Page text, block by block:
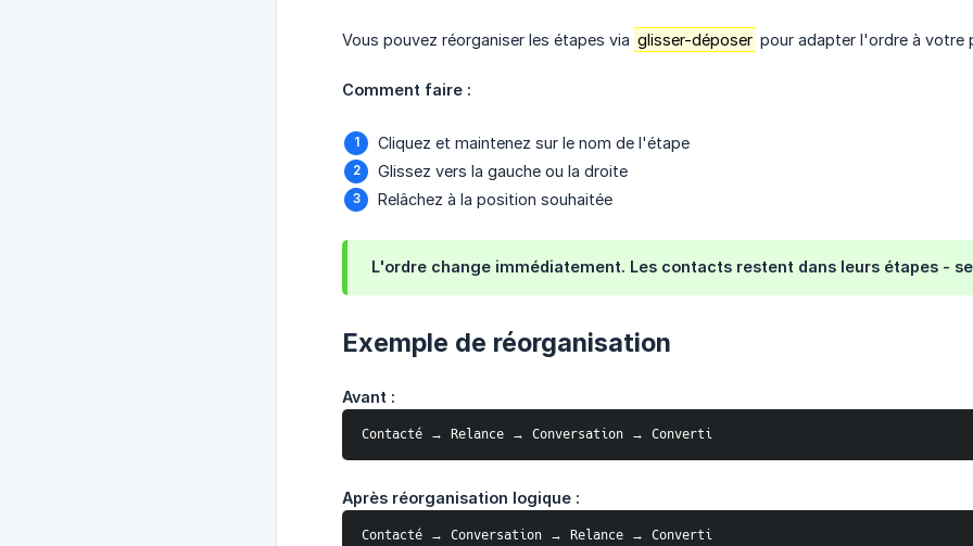
Vous pouvez réorganiser les étapes via glisser-déposer pour adapter l'ordre à votre
Comment faire :
Cliquez et maintenez sur le nom de l'étape
Glissez vers la gauche ou la droite
Relâchez à la position souhaitée
L'ordre change immédiatement. Les contacts restent dans leurs étapes -
Exemple de réorganisation
Avant :
Contacté → Relance → Conversation → Converti
Après réorganisation logique :
Contacté → Conversation → Relance → Converti